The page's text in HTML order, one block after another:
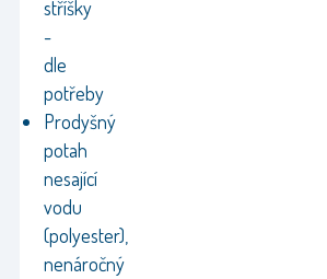
stříšky
-
dle
potřeby
Prodyšný
potah
nesající
vodu
(polyester),
nenáročný